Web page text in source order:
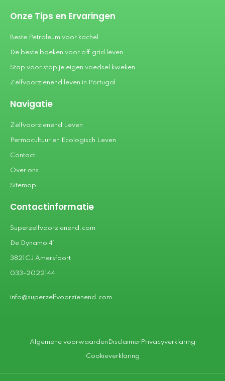
Onze Tips en Ervaringen
Beste Petroleum voor kachel
De beste boeken voor off grid leven
Stap voor stap je eigen voedsel kweken
Zelfvoorzienend leven in Portugal
Navigatie
Zelfvoorzienend Leven
Permacultuur en Ecologisch Leven
Contact
Over ons
Sitemap
Contactinformatie
Superzelfvoorzienend.com
De Dynamo 41
3821CJ Amersfoort
033-2022144
info@superzelfvoorzienend.com
Algemene voorwaarden Disclaimer Privacyverklaring
Cookieverklaring